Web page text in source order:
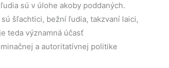
sú v úlohe akoby poddaných.
šľachtici, bežní ľudia, tak­zvaní laici,
teda významná účasť
a autoritatívnej politike